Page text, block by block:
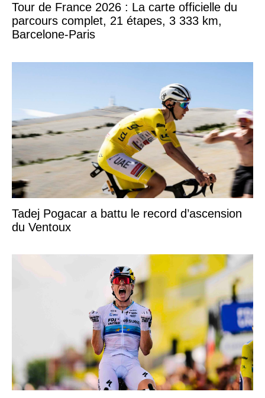
Tour de France 2026 : La carte officielle du
parcours complet, 21 étapes, 3 333 km,
Barcelone-Paris
Tadej Pogacar a battu le record d’ascension
du Ventoux